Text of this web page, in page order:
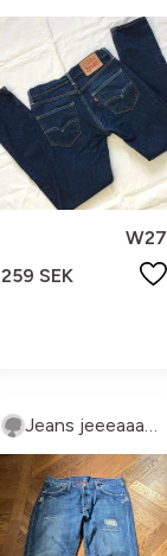
W27
259 SEK
Jeans jeeeaaaans